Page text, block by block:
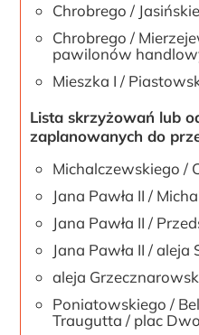
Chrobrego /
Chrobrego /
pawilonów
Mieszka I /
Lista skrzyżowań lub
zaplanowanych do
Michalczewskiego /
Jana Pawła II /
Jana Pawła II /
Jana Pawła II /
aleja
Poniatowskiego /
Traugutta / plac